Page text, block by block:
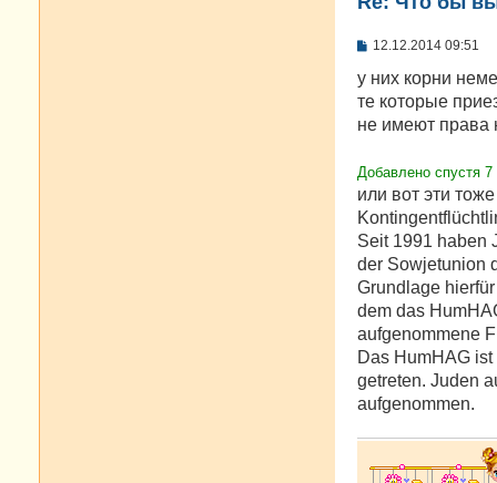
С
о
щ
е
е
12.12.2014 09:51
у них корни
тe которые
не имеют права
Добавлено спустя
или вот эти
Seit 1991 haben
der Sowjetunion
Grundlage
dem das
aufgenommene
Das HumHAG
getreten. Juden
aufgenommen.